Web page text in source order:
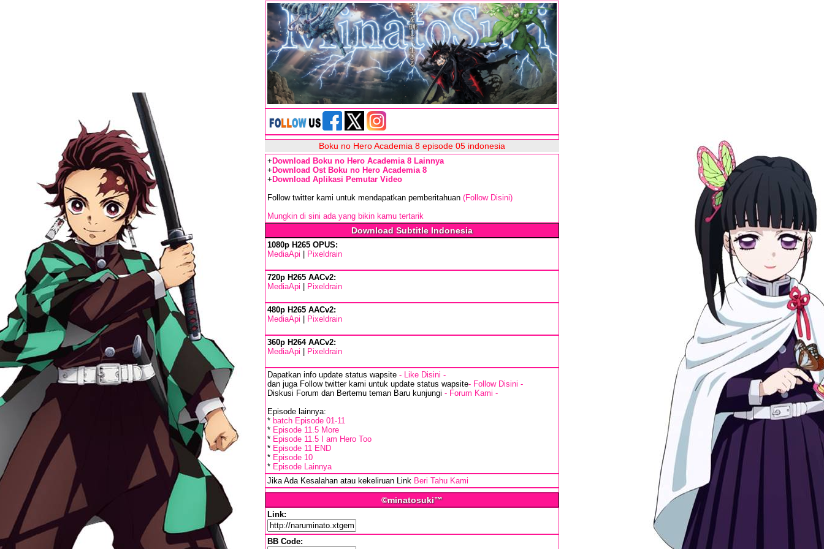
Boku no Hero Academia 8 episode 05 indonesia
+ Download Boku no Hero Academia 8 Lainnya
+ Download Ost Boku no Hero Academia 8
+ Download Aplikasi Pemutar Video
Follow twitter kami untuk mendapatkan pemberitahuan (Follow Disini)
Mungkin di sini ada yang bikin kamu tertarik
Download Subtitle Indonesia
1080p H265 OPUS:
MediaApi
Pixeldrain
720p H265 AACv2:
MediaApi
Pixeldrain
480p H265 AACv2:
MediaApi
Pixeldrain
360p H264 AACv2:
MediaApi
Pixeldrain
Dapatkan info update status wapsite - Like Disini -
dan juga Follow twitter kami untuk update status wapsite- Follow Disini -
Diskusi Forum dan Bertemu teman Baru kunjungi - Forum Kami -
Episode lainnya:
* batch Episode 01-11
* Episode 11.5 More
* Episode 11.5 I am Hero Too
* Episode 11 END
* Episode 10
* Episode Lainnya
Jika Ada Kesalahan atau kekeliruan Link Beri Tahu Kami
©minatosuki™
Link:
BB Code: